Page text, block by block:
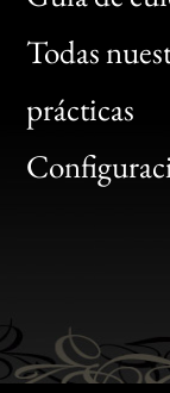
Todas
prácticas